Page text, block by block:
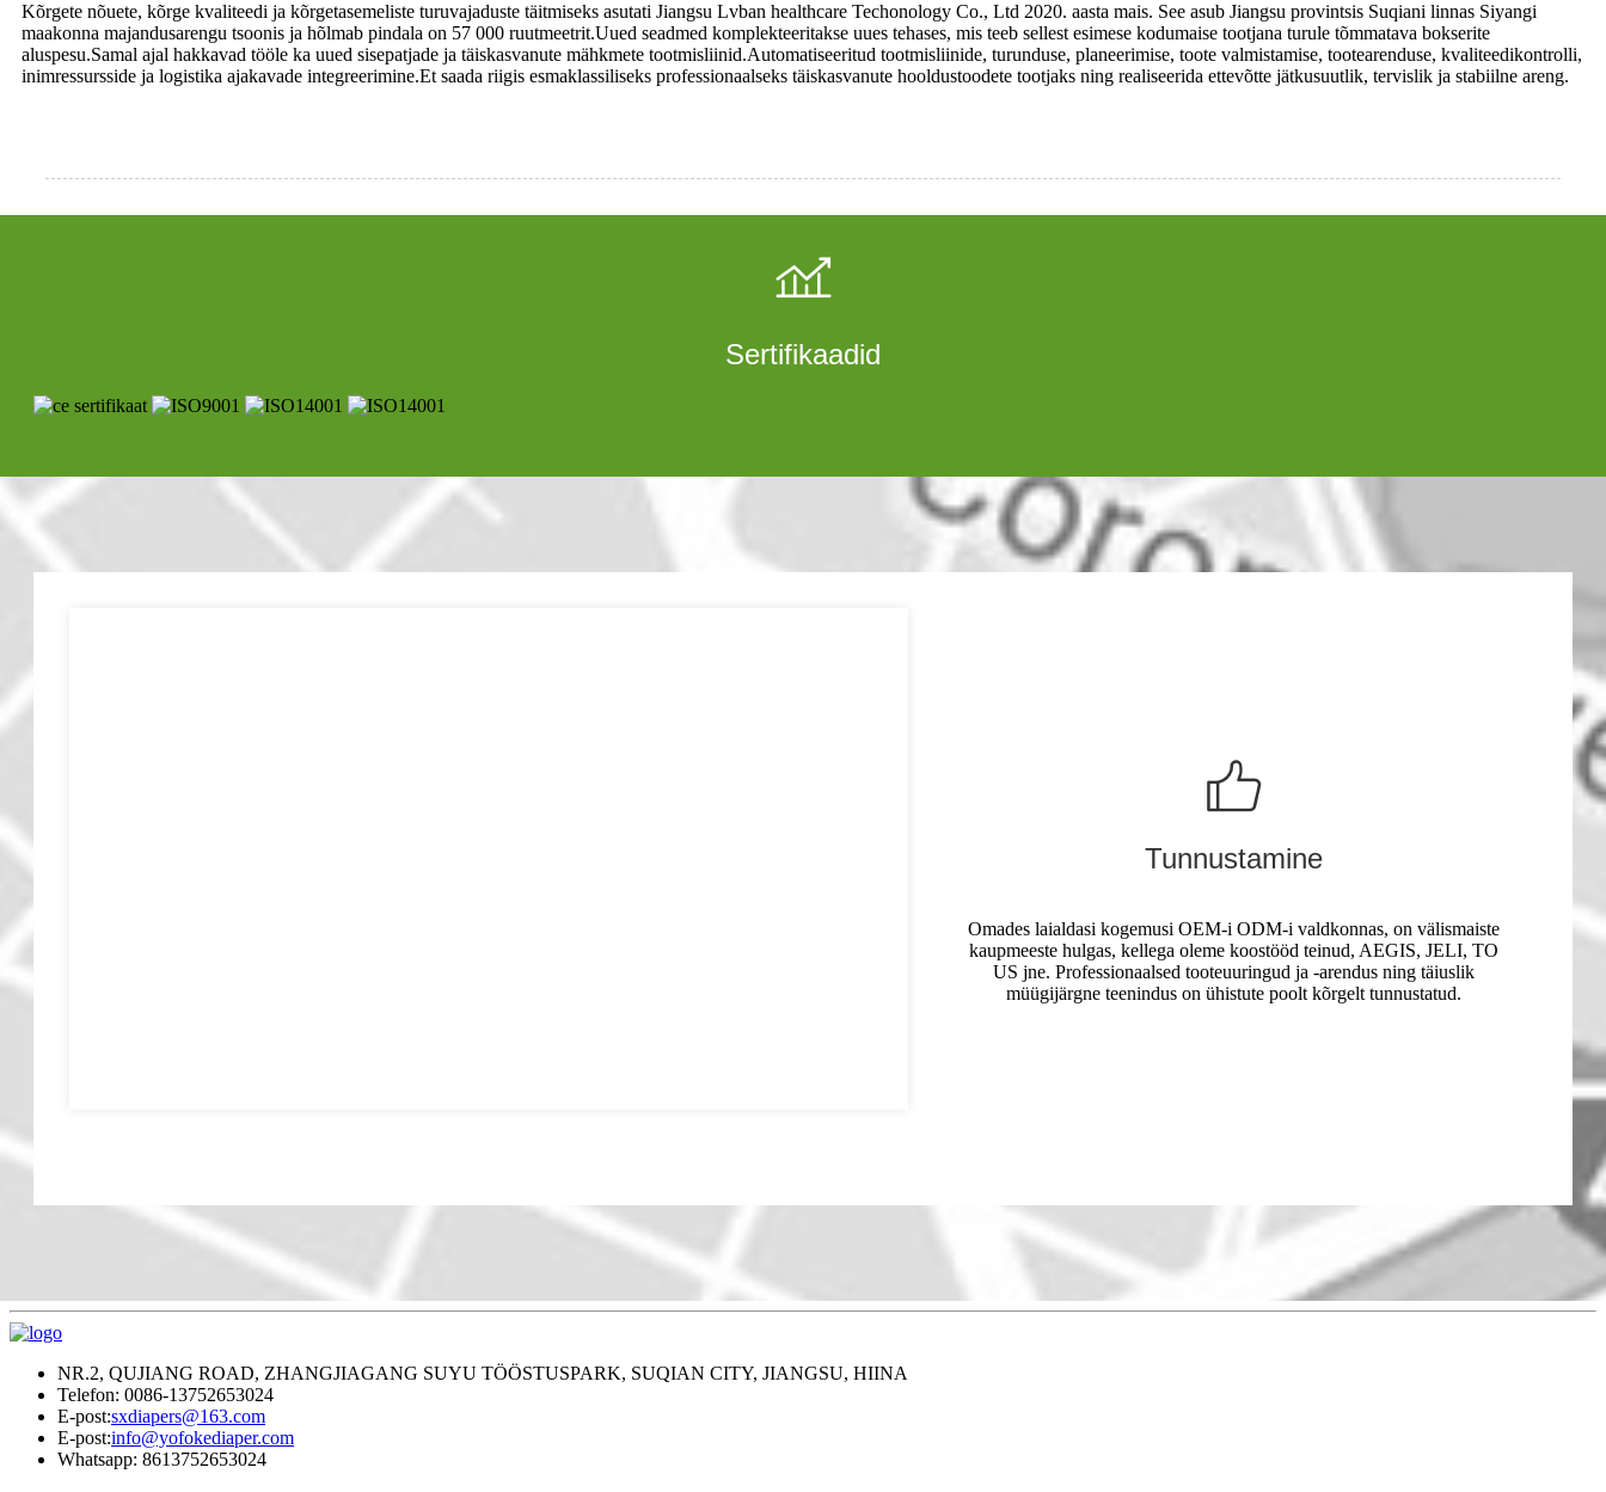
Kõrgete nõuete, kõrge kvaliteedi ja kõrgetasemeliste turuvajaduste täitmiseks asutati Jiangsu Lvban healthcare Techonology Co., Ltd 2020. aasta mais. See asub Jiangsu provintsis Suqiani linnas Siyangi
maakonna majandusarengu tsoonis ja hõlmab pindala on 57 000 ruutmeetrit.Uued seadmed komplekteeritakse uues tehases, mis teeb sellest esimese kodumaise tootjana turule tõmmatava bokserite
aluspesu.Samal ajal hakkavad tööle ka uued sisepatjade ja täiskasvanute mähkmete tootmisliinid.Automatiseeritud tootmisliinide, turunduse, planeerimise, toote valmistamise, tootearenduse, kvaliteedikontrolli,
inimressursside ja logistika ajakavade integreerimine.Et saada riigis esmaklassiliseks professionaalseks täiskasvanute hooldustoodete tootjaks ning realiseerida ettevõtte jätkusuutlik, tervislik ja stabiilne areng.
Sertifikaadid
Tunnustamine
Omades laialdasi kogemusi OEM-i ODM-i valdkonnas, on välismaiste
kaupmeeste hulgas, kellega oleme koostööd teinud, AEGIS, JELI, TO
US jne. Professionaalsed tooteuuringud ja -arendus ning täiuslik
müügijärgne teenindus on ühistute poolt kõrgelt tunnustatud.
NR.2, QUJIANG ROAD, ZHANGJIAGANG SUYU TÖÖSTUSPARK, SUQIAN CITY, JIANGSU, HIINA
Telefon: 0086-13752653024
E-post:sxdiapers@163.com
E-post:info@yofokediaper.com
Whatsapp: 8613752653024